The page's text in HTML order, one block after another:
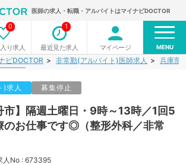
医師の求人・転職・アルバイトはマイナビDOCTOR
り求人
0
最近見た求人
1
マイページ MENU
ビDOCTOR 非常勤(アルバイト)医師求人 兵庫県
)求人 募集停止
市】隔週土曜日・9時～13時／1回5
のお仕事です◎（整形外科／非常
人No : 673395